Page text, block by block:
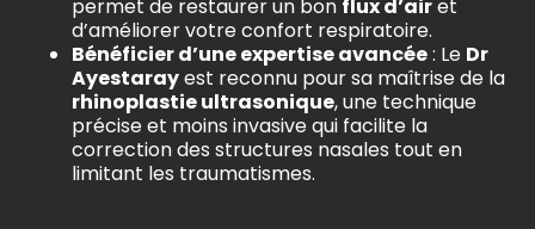
permet de restaurer un bon flux d’airet
d’améliorer votre confort respiratoire.
Bénéficier d’une expertise avancée: Le Dr
Ayestarayest reconnu pour sa maîtrise de la
rhinoplastie ultrasonique, une technique
précise et moins invasive qui facilite la
correction des structures nasales tout en
limitant les traumatismes.